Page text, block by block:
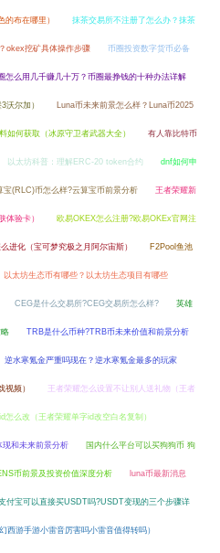
布在哪里） 抹茶交易所不注册了怎么办？抹茶
okex挖矿具体操作步骤 币圈投资数字货币必备
怎么用几千赚几十万？币圈最挣钱的十种办法详解
沃尔加） Luna币未来前景怎么样？Luna币2025
如何获取（冰原守卫者武器大全） 有人靠比特币
以太坊科普：理解ERC-20 token合约 dnf如何申
宝(RLC)币怎么样?云算宝币前景分析 王者荣耀新
体验卡） 欧易OKEX怎么注册?欧易OKEx官网注
进化（宝可梦究极之月阿尔宙斯） F2Pool鱼池
以太坊生态币有哪些？以太坊生态项目有哪些
CEG是什么交易所?CEG交易所怎么样? 英雄
TRB是什么币种?TRB币未来价值和前景分析
逆水寒氪金严重吗现在？逆水寒氪金最多的玩家
频） 王者荣耀怎么设置不让别人送礼物（王者
怎么改（王者荣耀单字id改空白名复制）
和未来前景分析 国内什么平台可以买狗狗币 狗
币前景及投资价值深度分析 luna币最新消息
付宝可以直接买USDT吗?USDT变现的三个步骤详
西游手游小雷音厉害吗小雷音值得转吗）